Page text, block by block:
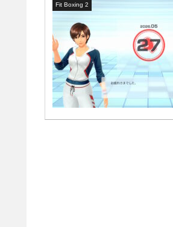
Fit Boxing 2